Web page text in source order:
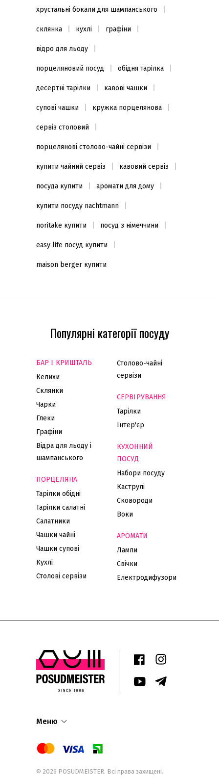
хрустальні бокали для шампанського
склянка кухлі графіни
відро для льоду
порцеляновий посуд обідня тарілка
десертні тарілки кавові чашки
супові чашки кружка порцелянова
сервіз столовий
порцелянові столово-чайні сервізи
купити чайний сервіз кавовий сервіз
посуда купити аромати для дому
купити посуду nachtmann
noritake купити посуд з німеччини
easy life посуд купити
maison berger купити
Популярні категорії посуду
БАР І КРИШТАЛЬ
Келихи
Склянки
Чарки
Глеки
Графіни
Відра для льоду і
шампанського
ПОРЦЕЛЯНА
Тарілки обідні
Тарілки салатні
Салатники
Чашки чайні
Чашки супові
Кухлі
Столові сервізи
Столово-чайні
сервізи
СЕРВІРУВАННЯ
Тарілки
Інтер'єр
КУХОННИЙ
ПОСУД
Набори посуду
Каструлі
Сковороди
Воки
АРОМАТИ
Лампи
Свічки
Електродифузори
Меню
© 2026 POSUDMEISTER. Всі права захищені.